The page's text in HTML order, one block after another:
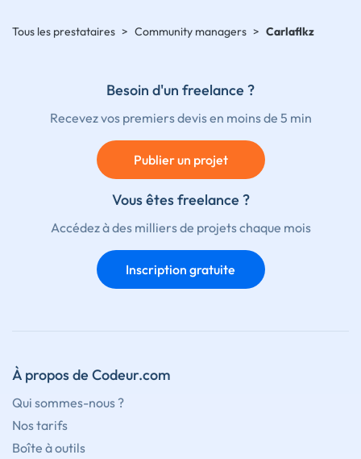
Tous les prestataires > Community managers > Carlaflkz
Besoin d'un freelance ?
Recevez vos premiers devis en moins de 5 min
Publier un projet
Vous êtes freelance ?
Accédez à des milliers de projets chaque mois
Inscription gratuite
À propos de Codeur.com
Qui sommes-nous ?
Nos tarifs
Boîte à outils